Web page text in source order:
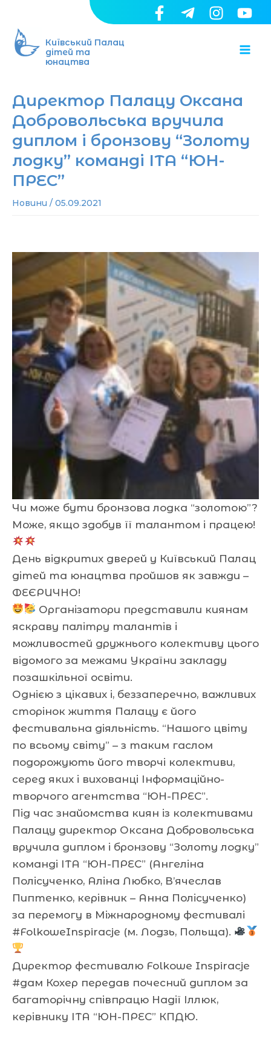
вмісту
Київський Палац
дітей та
юнацтва
Директор Палацу Оксана
Добровольська вручила
диплом і бронзову “Золоту
лодку” команді ІТА “ЮН-
ПРЕС”
Новини / 05.09.2021
Чи може бути бронзова лодка “золотою”?
Може, якщо здобув її талантом і працею!
День відкритих дверей у Київський Палац
дітей та юнацтва пройшов як завжди –
ФЕЄРИЧНО!
Організатори представили киянам
яскраву палітру талантів і
можливостей дружнього колективу цього
відомого за межами України закладу
позашкільної освіти.
Однією з цікавих і, беззаперечно, важливих
сторінок життя Палацу є його
фестивальна діяльність. “Нашого цвіту
по всьому світу” – з таким гаслом
подорожують його творчі колективи,
серед яких і вихованці Інформаційно-
творчого агентства “ЮН-ПРЕС”.
Під час знайомства киян із колективами
Палацу директор Оксана Добровольська
вручила диплом і бронзову “Золоту лодку”
команді ІТА “ЮН-ПРЕС” (Ангеліна
Полісученко, Аліна Любко, В’ячеслав
Пиптенко, керівник – Анна Полісученко)
за перемогу в Міжнародному фестивалі
#FolkoweInspiracje (м. Лодзь, Польща).
Директор фестивалю Folkowe Inspiracje
#дам Кохер передав почесний диплом за
багаторічну співпрацю Надії Іллюк,
керівнику ІТА “ЮН-ПРЕС” КПДЮ.